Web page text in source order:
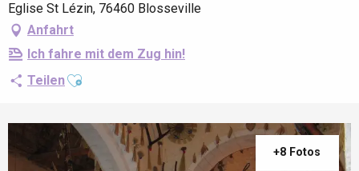
Eglise St Lézin, 76460 Blosseville
Anfahrt
Ich fahre mit dem Zug hin!
TeilenAjouter aux favoris
+8 Fotos